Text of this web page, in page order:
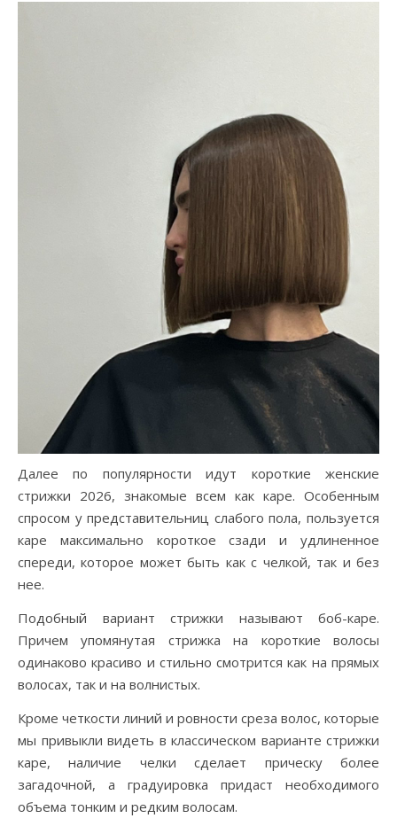
Далее по популярности идут короткие женские
стрижки 2026, знакомые всем как каре. Особенным
спросом у представительниц слабого пола, пользуется
каре максимально короткое сзади и удлиненное
спереди, которое может быть как с челкой, так и без
нее.
Подобный вариант стрижки называют боб-каре.
Причем упомянутая стрижка на короткие волосы
одинаково красиво и стильно смотрится как на прямых
волосах, так и на волнистых.
Кроме четкости линий и ровности среза волос, которые
мы привыкли видеть в классическом варианте стрижки
каре, наличие челки сделает прическу более
загадочной, а градуировка придаст необходимого
объема тонким и редким волосам.